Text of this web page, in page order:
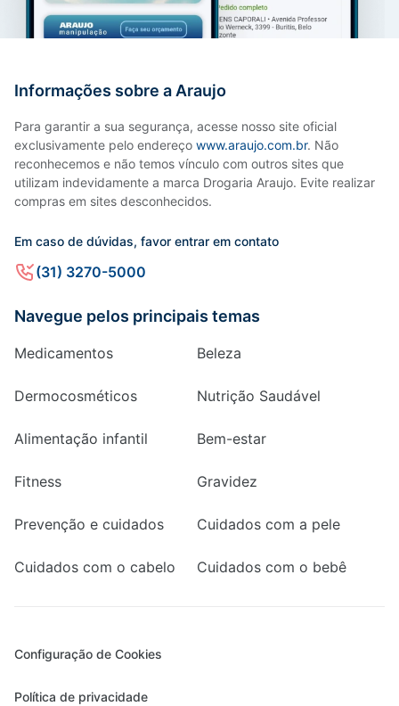
Informações sobre a Araujo
Para garantir a sua segurança, acesse nosso site oficial
exclusivamente pelo endereço www.araujo.com.br. Não
reconhecemos e não temos vínculo com outros sites que
utilizam indevidamente a marca Drogaria Araujo. Evite realizar
compras em sites desconhecidos.
Em caso de dúvidas, favor entrar em contato
(31) 3270-5000
Navegue pelos principais temas
Medicamentos Beleza
Dermocosméticos Nutrição Saudável
Alimentação infantil Bem-estar
Fitness Gravidez
Prevenção e cuidados Cuidados com a pele
Cuidados com o cabelo Cuidados com o bebê
Configuração de Cookies
Política de privacidade